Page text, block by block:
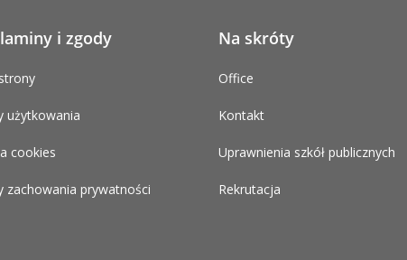
i zgody
użytkowania
cookies
zachowania prywatności
Na skróty
Office
Kontakt
Uprawnienia szkół publicznych
Rekrutacja